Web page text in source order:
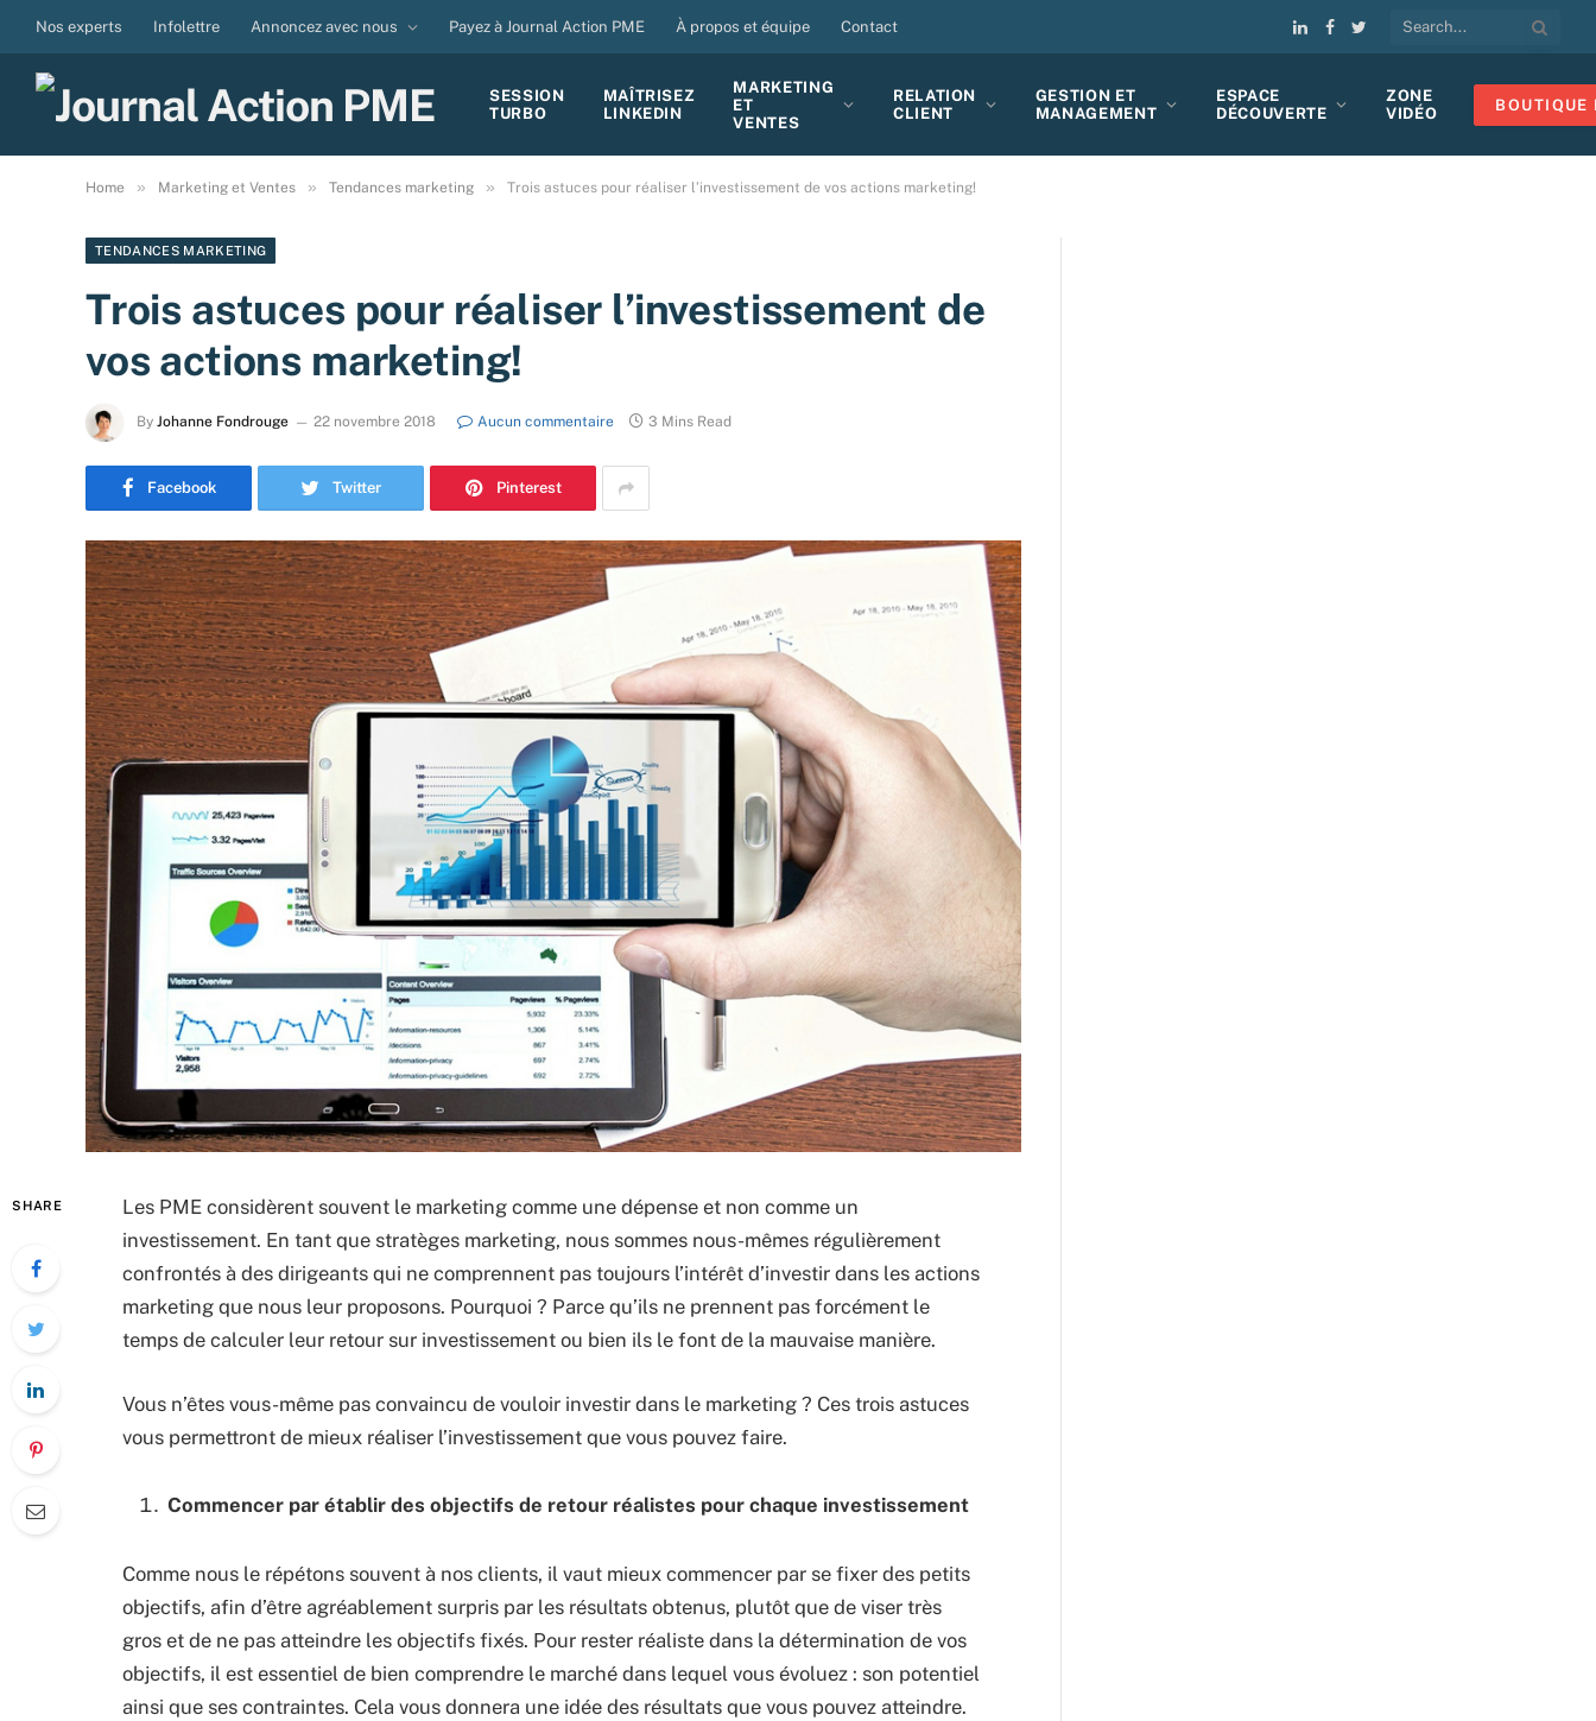
Nos experts Infolettre Annoncez avec nous Payez à Journal Action PME À propos et équipe Contact
LinkedIn
Facebook
Twitter
SESSION
TURBO
MAÎTRISEZ
LINKEDIN
MARKETING
ET
VENTES
RELATION
CLIENT
GESTION ET
MANAGEMENT
ESPACE
DÉCOUVERTE
ZONE
VIDÉO
BOUTIQUE
Home » Marketing et Ventes » Tendances marketing » Trois astuces pour réaliser l’investissement de vos actions marketing!
TENDANCES MARKETING
Trois astuces pour réaliser l’investissement de
vos actions marketing!
By Johanne Fondrouge 22 novembre 2018 Aucun commentaire 3 Mins Read
Facebook Twitter Pinterest
SHARE
Les PME considèrent souvent le marketing comme une dépense et non comme un
investissement. En tant que stratèges marketing, nous sommes nous-mêmes régulièrement
confrontés à des dirigeants qui ne comprennent pas toujours l’intérêt d’investir dans les actions
marketing que nous leur proposons. Pourquoi ? Parce qu’ils ne prennent pas forcément le
temps de calculer leur retour sur investissement ou bien ils le font de la mauvaise manière.
Vous n’êtes vous-même pas convaincu de vouloir investir dans le marketing ? Ces trois astuces
vous permettront de mieux réaliser l’investissement que vous pouvez faire.
Commencer par établir des objectifs de retour réalistes pour chaque investissement
Comme nous le répétons souvent à nos clients, il vaut mieux commencer par se fixer des petits
objectifs, afin d’être agréablement surpris par les résultats obtenus, plutôt que de viser très
gros et de ne pas atteindre les objectifs fixés. Pour rester réaliste dans la détermination de vos
objectifs, il est essentiel de bien comprendre le marché dans lequel vous évoluez : son potentiel
ainsi que ses contraintes. Cela vous donnera une idée des résultats que vous pouvez atteindre.